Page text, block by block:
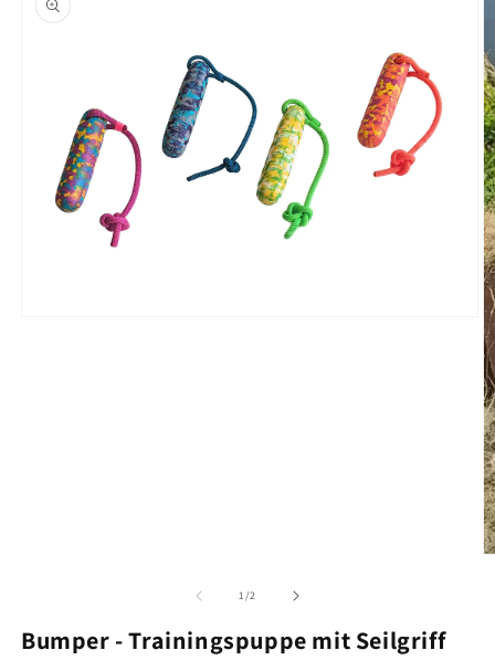
1/von
2
Bumper - Trainingspuppe mit Seilgriff